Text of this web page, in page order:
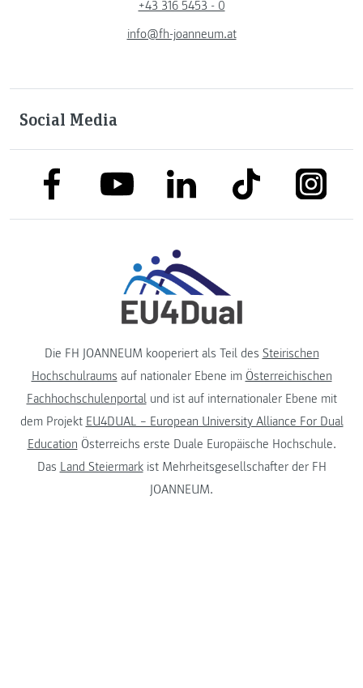
+43 316 5453 - 0
info@fh-joanneum.at
Social Media
link to facebooklink to youtubelink to linkedinlink to tiktok
Die FH JOANNEUM kooperiert als Teil des Steirischen
Hochschulraums auf nationaler Ebene im Österreichischen
Fachhochschulenportalund ist auf internationaler Ebene mit
dem Projekt EU4DUAL – European University Alliance For Dual
Education Österreichs erste Duale Europäische Hochschule.
Das Land Steiermarkist Mehrheitsgesellschafter der FH
JOANNEUM.